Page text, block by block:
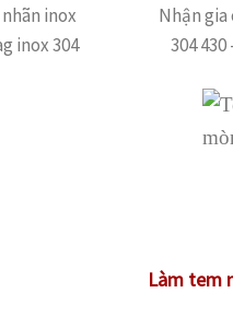
inox
inox 304
Nhận gia
304
Làm tem